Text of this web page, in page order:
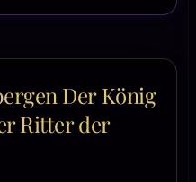
Der König
Ritter der